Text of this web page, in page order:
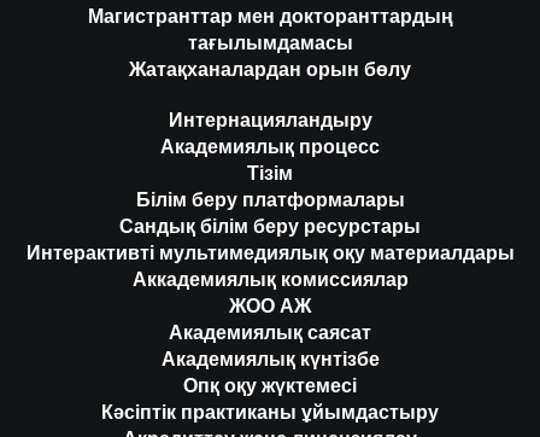
Магистранттар мен докторанттардың
тағылымдамасы
Жатақханалардан орын бөлу
Интернацияландыру
Академиялық процесс
Тізім
Білім беру платформалары
Сандық білім беру ресурстары
Интерактивті мультимедиялық оқу материалдары
Аккадемиялық комиссиялар
ЖОО АЖ
Академиялық саясат
Академиялық күнтізбе
Опқ оқу жүктемесі
Кәсіптік практиканы ұйымдастыру